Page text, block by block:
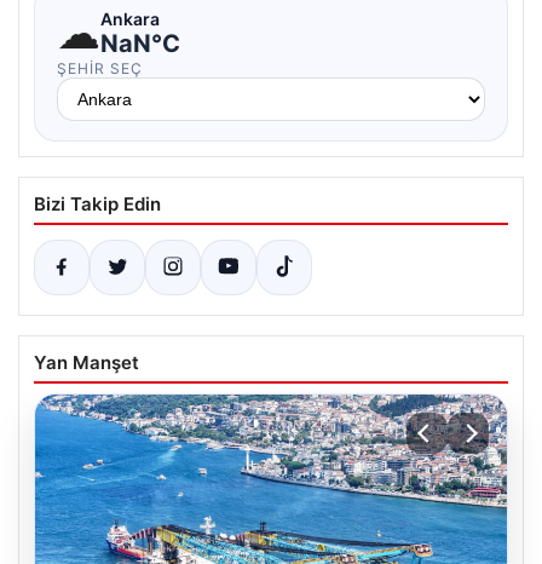
☁Ankara
NaN°C
ŞEHIR SEÇ
Bizi Takip Edin
Yan Manşet